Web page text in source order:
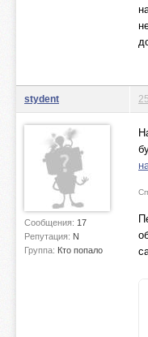
stydent
Сообщения: 17
Репутация: N
Группа: Кто попало